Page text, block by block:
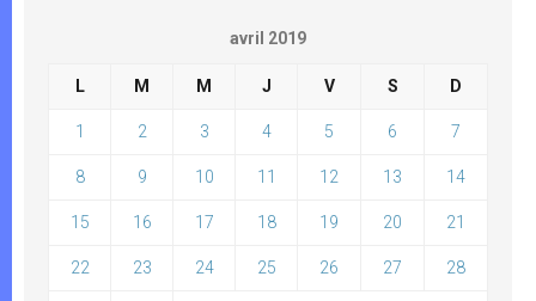
avril 2019
L M M J V S D
1 2 3 4 5 6 7
8 9 10 11 12 13 14
15 16 17 18 19 20 21
22 23 24 25 26 27 28